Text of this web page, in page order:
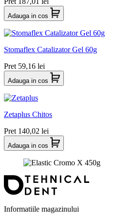
Adauga in cos
Stomaflex Catalizator Gel 60g
Pret 59,16 lei
Adauga in cos
Zetaplus Chitos
Pret 140,02 lei
Adauga in cos
Informatiile magazinului